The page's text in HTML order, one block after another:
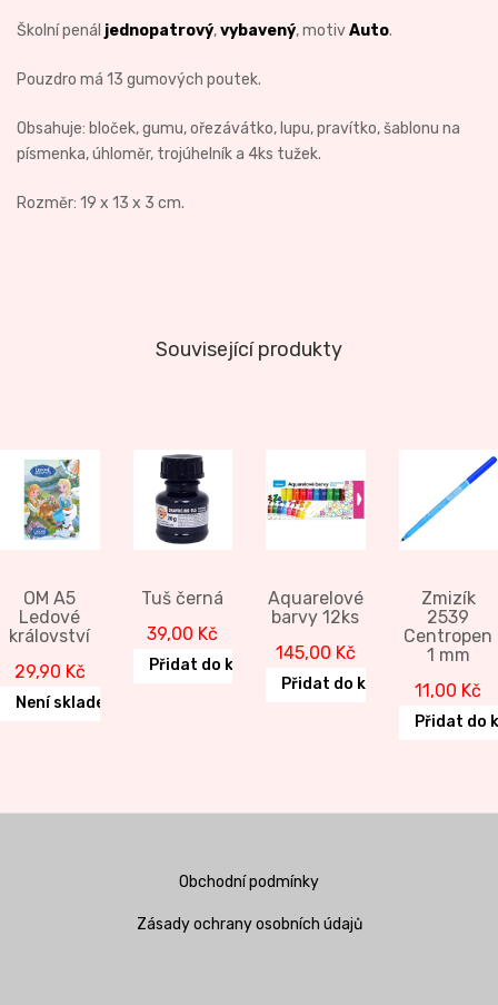
Školní penál jednopatrový,vybavený, motivAuto.
Pouzdro má 13 gumových poutek.
Obsahuje: bloček, gumu, ořezávátko, lupu, pravítko, šablonu na
písmenka, úhloměr, trojúhelník a 4ks tužek.
Rozměr: 19 x 13 x 3 cm.
Související produkty
OM A5
Ledové
království
29,90 Kč
Není skladem
Tuš černá
39,00 Kč
Přidat do košíku
Aquarelové
barvy 12ks
145,00 Kč
Přidat do košíku
Zmizík
2539
Centropen
1 mm
11,00 Kč
Přidat do
Obchodní podmínky
Zásady ochrany osobních údajů